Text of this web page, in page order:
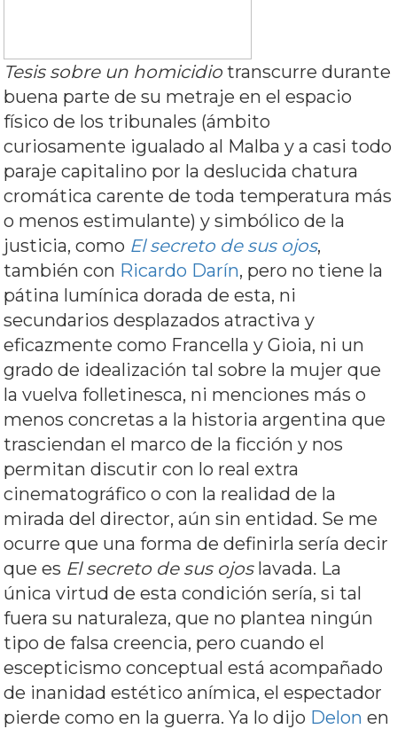
Tesis sobre un homicidio transcurre durante
buena parte de su metraje en el espacio
físico de los tribunales (ámbito
curiosamente igualado al Malba y a casi todo
paraje capitalino por la deslucida chatura
cromática carente de toda temperatura más
o menos estimulante) y simbólico de la
justicia, como El secreto de sus ojos,
también con Ricardo Darín, pero no tiene la
pátina lumínica dorada de esta, ni
secundarios desplazados atractiva y
eficazmente como Francella y Gioia, ni un
grado de idealización tal sobre la mujer que
la vuelva folletinesca, ni menciones más o
menos concretas a la historia argentina que
trasciendan el marco de la ficción y nos
permitan discutir con lo real extra
cinematográfico o con la realidad de la
mirada del director, aún sin entidad. Se me
ocurre que una forma de definirla sería decir
que es El secreto de sus ojoslavada. La
única virtud de esta condición sería, si tal
fuera su naturaleza, que no plantea ningún
tipo de falsa creencia, pero cuando el
escepticismo conceptual está acompañado
de inanidad estético anímica, el espectador
pierde como en la guerra.Ya lo dijo Delon en